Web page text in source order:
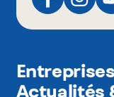
Actualités